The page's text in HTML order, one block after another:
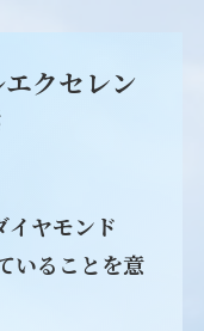
クセレン
ヤモンド
いることを意